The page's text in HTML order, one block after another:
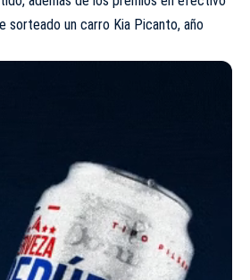
sorteado un carro Kia Picanto, año